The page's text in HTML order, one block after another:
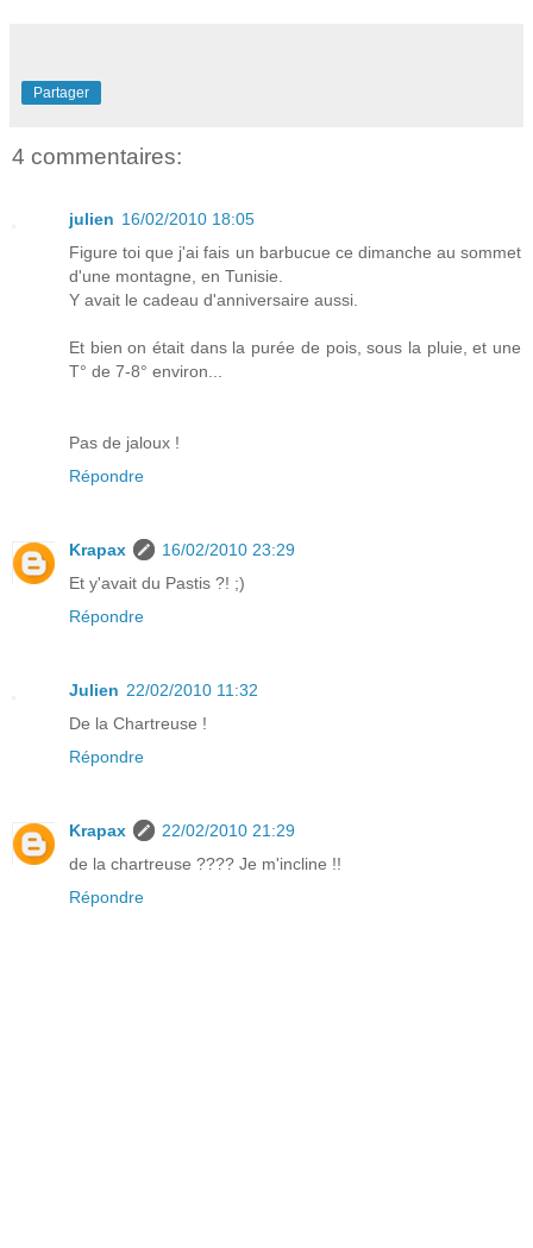
Partager
4 commentaires:
julien 16/02/2010 18:05
Figure toi que j'ai fais un barbucue ce dimanche au sommet
d'une montagne, en Tunisie.
Y avait le cadeau d'anniversaire aussi.
Et bien on était dans la purée de pois, sous la pluie, et une
T° de 7-8° environ...
Pas de jaloux !
Répondre
Krapax
16/02/2010 23:29
Et y'avait du Pastis ?! ;)
Répondre
Julien 22/02/2010 11:32
De la Chartreuse !
Répondre
Krapax
22/02/2010 21:29
de la chartreuse ???? Je m'incline !!
Répondre